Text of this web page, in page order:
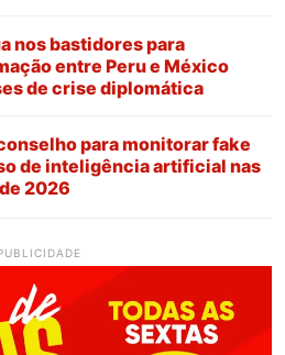
nos bastidores para
entre Peru e México
de crise diplomática
para monitorar fake
de inteligência artificial nas
2026